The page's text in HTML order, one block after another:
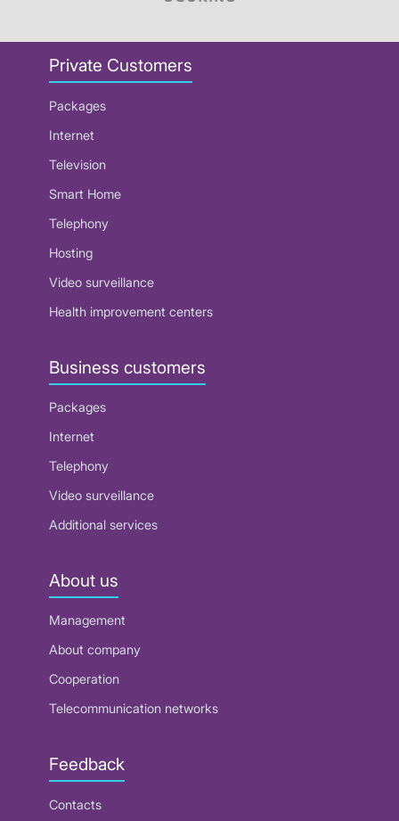
Private Customers
Packages
Internet
Television
Smart Home
Telephony
Hosting
Video surveillance
Health improvement centers
Business customers
Packages
Internet
Telephony
Video surveillance
Additional services
About us
Management
About company
Cooperation
Telecommunication networks
Feedback
Contacts